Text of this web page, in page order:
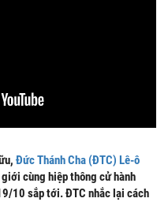
Đức Thánh Cha (ĐTC) Lê-ô
cùng hiệp thông cử hành
10 sắp tới. ĐTC nhắc lại cách